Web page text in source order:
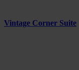
Vintage Corner Suite